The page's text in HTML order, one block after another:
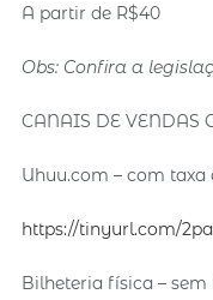
A partir de R$40
Obs: Confira a
CANAIS DE VENDAS
Uhuu.com – com taxa
https://tinyurl.com/
Bilheteria física – sem